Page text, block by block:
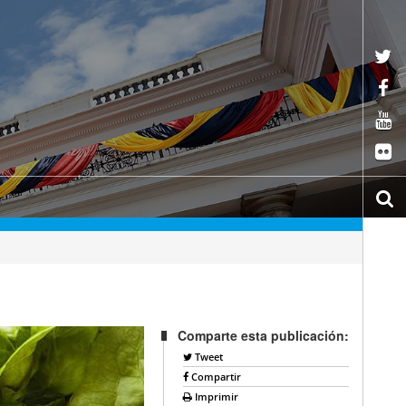
Comparte esta publicación:
Tweet
Compartir
Imprimir